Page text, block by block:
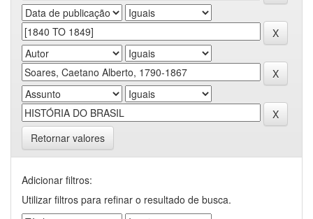
Retornar valores
Adicionar filtros:
Utilizar filtros para refinar o resultado de busca.